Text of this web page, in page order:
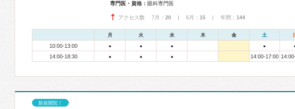
専門医・資格： 眼科専門医
アクセス数 7月： 20 | 6月： 15 | 年間： 144
月 火 水 木 金 土
10:00-13:00 ● ● ● ●
14:00-18:30 ● ● ● 14:00-17:00
新規開院！